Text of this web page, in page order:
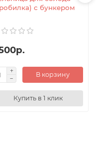
с бункером
В корзину
Купить в 1 клик